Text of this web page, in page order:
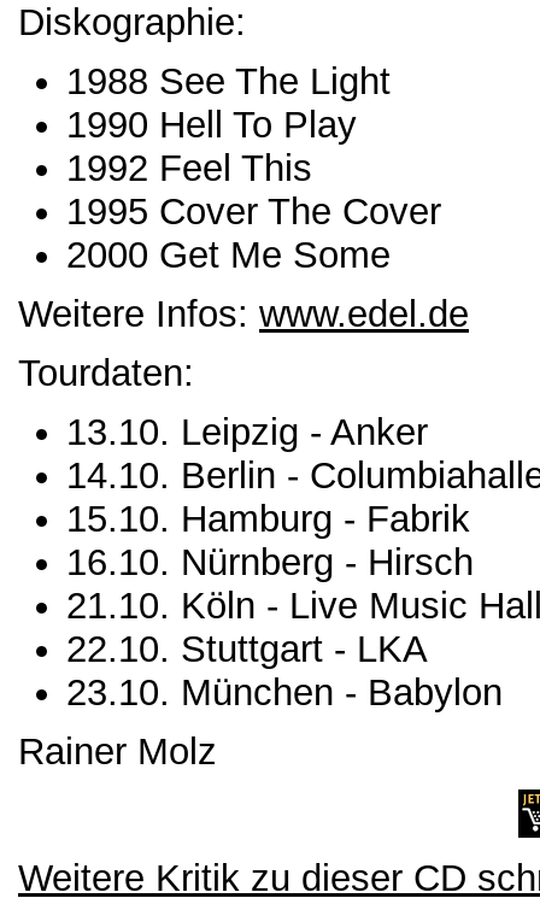
Diskographie:
1988 See The Light
1990 Hell To Play
1992 Feel This
1995 Cover The Cover
2000 Get Me Some
Weitere Infos: www.edel.de
Tourdaten:
13.10. Leipzig - Anker
14.10. Berlin -
15.10. Hamburg - Fabrik
16.10. Nürnberg - Hirsch
21.10. Köln - Live Music
22.10. Stuttgart - LKA
23.10. München - Babylon
Rainer Molz
Weitere Kritik zu dieser CD